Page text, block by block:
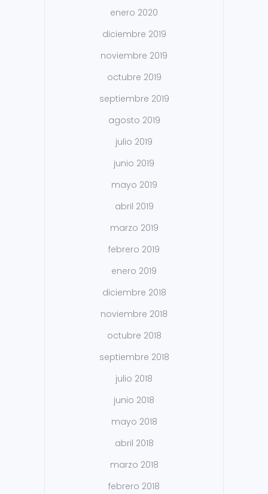
enero 2020
diciembre 2019
noviembre 2019
octubre 2019
septiembre 2019
agosto 2019
julio 2019
junio 2019
mayo 2019
abril 2019
marzo 2019
febrero 2019
enero 2019
diciembre 2018
noviembre 2018
octubre 2018
septiembre 2018
julio 2018
junio 2018
mayo 2018
abril 2018
marzo 2018
febrero 2018